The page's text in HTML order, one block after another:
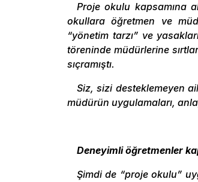
Proje okulu kapsamına
okullara öğretmen ve
“yönetim tarzı” ve
töreninde müdürlerine
sıçramıştı.
Siz, sizi desteklemeyen
müdürün uygulamaları,
Deneyimli öğretmenler
Şimdi de “proje okulu”